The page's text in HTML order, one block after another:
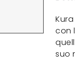
con
suo